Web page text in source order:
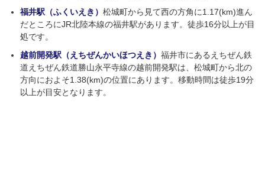
福井駅（ふくいえき） 松城町から見て西の方角に1.17(km)進ん
だところにJR北陸本線の福井駅があります。徒歩16分以上が目
処です。
越前開発駅（えちぜんかいほつえき） 福井市にあるえちぜん鉄
道えちぜん鉄道勝山永平寺線の越前開発駅は、松城町から北の
方向におよそ1.38(km)の位置にあります。移動時間は徒歩19分
以上が目安となります。